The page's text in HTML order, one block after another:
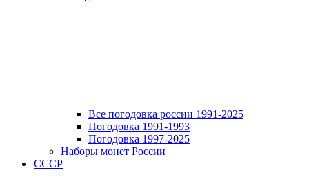
Все погодовка россии 1991-2025
Погодовка 1991-1993
Погодовка 1997-2025
Наборы монет России
СССР